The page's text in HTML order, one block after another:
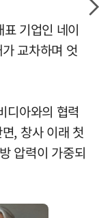
기업인 네이
교차하며 엇
디아와의 협력
, 창사 이래 첫
압력이 가중되